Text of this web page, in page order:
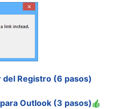
Registro (6 pasos)
Outlook (3 pasos)